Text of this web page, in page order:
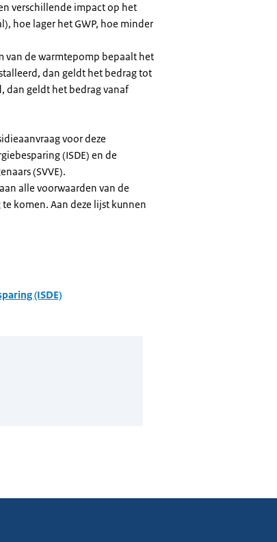
verschillende impact op het
hoe lager het GWP, hoe minder
van de warmtepomp bepaalt het
dan geldt het bedrag tot
dan geldt het bedrag vanaf
voor deze
(ISDE) en de
(SVVE).
alle voorwaarden van de
komen. Aan deze lijst kunnen
(ISDE)